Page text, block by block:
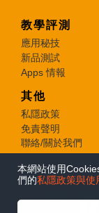
教學評測
應用秘技
新品測試
Apps 情報
其他
私隱政策
免責聲明
聯絡/關於我們
© 2026 e-
本網站使用
們的私隱政策與使